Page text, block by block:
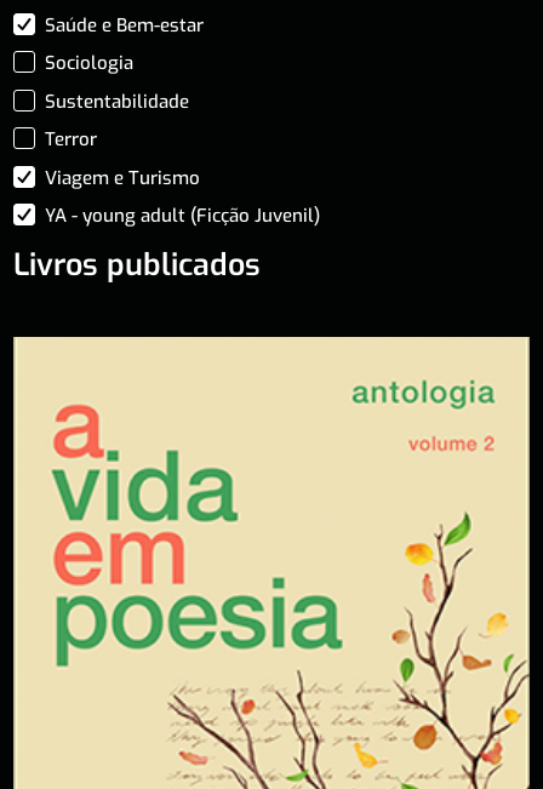
Saúde e Bem-estar
Sociologia
Sustentabilidade
Terror
Viagem e Turismo
YA - young adult (Ficção Juvenil)
Livros publicados